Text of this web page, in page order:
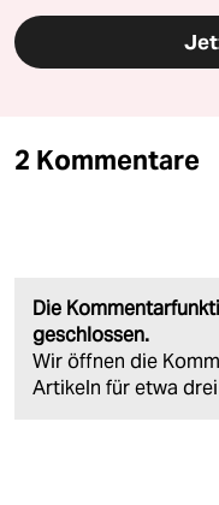
2 Kommentare
Die
geschlossen.
Wir öffnen die
Artikeln für etwa